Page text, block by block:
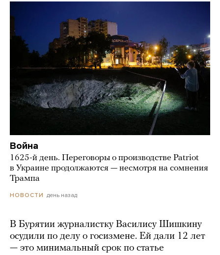
Война
1625-й день. Переговоры о производстве Patriot
в Украине продолжаются — несмотря на сомнения
Трампа
НОВОСТИ день назад
В Бурятии журналистку Василису Шишкину
осудили по делу о госизмене. Ей дали 12 лет
— это минимальный срок по статье